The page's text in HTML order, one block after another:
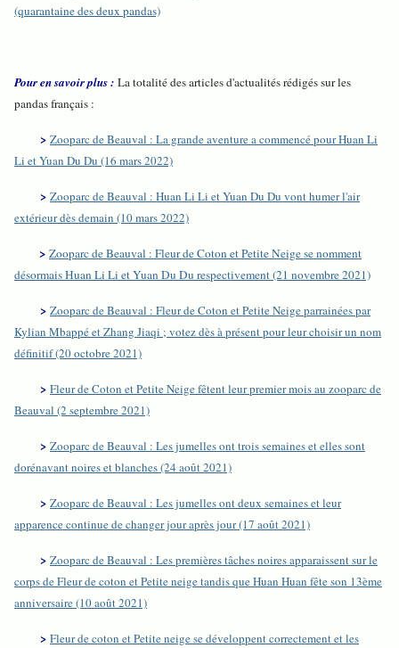
(quarantaine des deux pandas)
Pour en savoir plus : La totalité des articles d'actualités rédigés sur les
pandas français :
> Zooparc de Beauval : La grande aventure a commencé pour Huan Li
Li et Yuan Du Du (16 mars 2022)
> Zooparc de Beauval : Huan Li Li et Yuan Du Du vont humer l'air
extérieur dès demain (10 mars 2022)
> Zooparc de Beauval : Fleur de Coton et Petite Neige se nomment
désormais Huan Li Li et Yuan Du Du respectivement (21 novembre 2021)
> Zooparc de Beauval : Fleur de Coton et Petite Neige parrainées par
Kylian Mbappé et Zhang Jiaqi ; votez dès à présent pour leur choisir un nom
définitif (20 octobre 2021)
> Fleur de Coton et Petite Neige fêtent leur premier mois au zooparc de
Beauval (2 septembre 2021)
> Zooparc de Beauval : Les jumelles ont trois semaines et elles sont
dorénavant noires et blanches (24 août 2021)
> Zooparc de Beauval : Les jumelles ont deux semaines et leur
apparence continue de changer jour après jour (17 août 2021)
> Zooparc de Beauval : Les premières tâches noires apparaissent sur le
corps de Fleur de coton et Petite neige tandis que Huan Huan fête son 13ème
anniversaire (10 août 2021)
> Fleur de coton et Petite neige se développent correctement et les